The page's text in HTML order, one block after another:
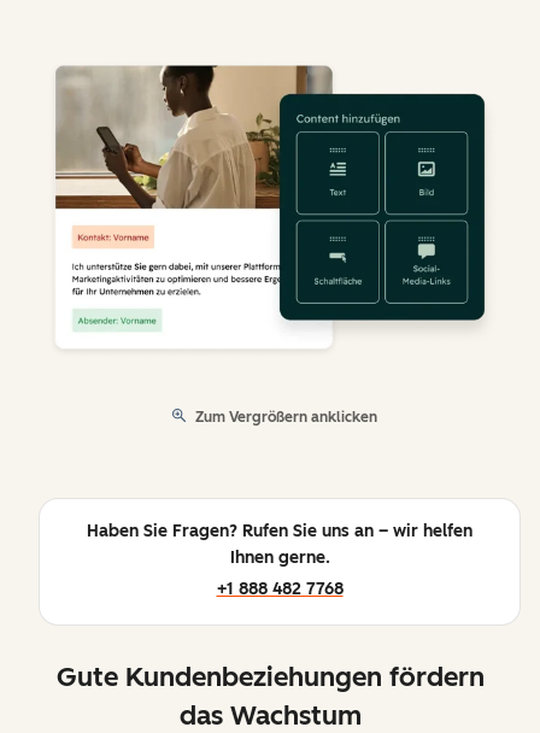
Zum Vergrößern anklicken
Haben Sie Fragen? Rufen Sie uns an – wir helfen
Ihnen gerne.
+1 888 482 7768
Gute Kundenbeziehungen fördern
das Wachstum